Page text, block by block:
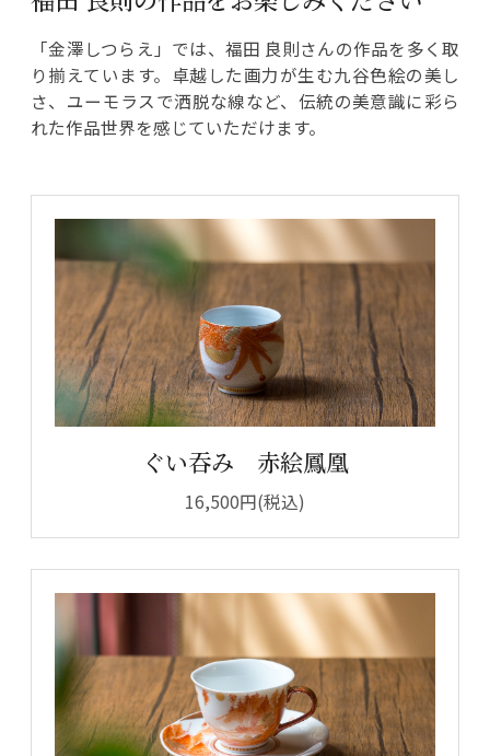
「金澤しつらえ」では、福田 良則さんの作品を多く取
り揃えています。卓越した画力が生む九谷色絵の美し
さ、ユーモラスで洒脱な線など、伝統の美意識に彩ら
れた作品世界を感じていただけます。
ぐい吞み 赤絵鳳凰
16,500円(税込)